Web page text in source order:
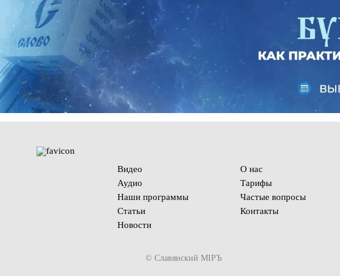
Видео
Аудио
Наши программы
Статьи
Новости
О нас
Тарифы
Частые вопросы
Контакты
© Славянский МIРЪ